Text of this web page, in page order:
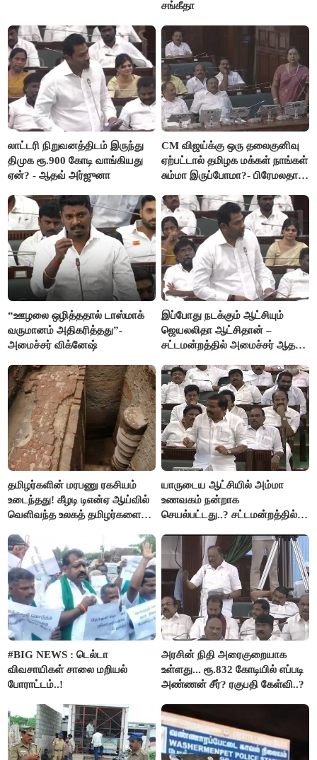
சங்கீதா
லாட்டரி நிறுவனத்திடம் இருந்து
திமுக ரூ.900 கோடி வாங்கியது
ஏன்? - ஆதவ் அர்ஜுனா
CM விஜய்க்கு ஒரு தலைகுனிவு
ஏற்பட்டால் தமிழக மக்கள் நாங்கள்
சும்மா இருப்போமா?- பிரேமலதா
“ஊழலை ஒழித்ததால் டாஸ்மாக்
வருமானம் அதிகரித்தது”-
அமைச்சர் விக்னேஷ்
இப்போது நடக்கும் ஆட்சியும்
ஜெயலலிதா ஆட்சிதான் –
சட்டமன்றத்தில் அமைச்சர் ஆதவ்
தமிழர்களின் மரபணு ரகசியம்
உடைந்தது! கீழடி டிஎன்ஏ ஆய்வில்
வெளிவந்த உலகத் தமிழர்களை
யாருடைய ஆட்சியில் அம்மா
உணவகம் நன்றாக
செயல்பட்டது..? சட்டமன்றத்தில்
#BIG NEWS : டெல்டா
விவசாயிகள் சாலை மறியல்
போராட்டம்..!
அரசின் நிதி அரைகுறையாக
உள்ளது... ரூ.832 கோடியில் எப்படி
அண்ணன் சீர்? ரகுபதி கேள்வி..?